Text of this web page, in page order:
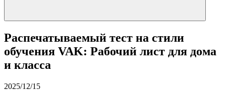
Распечатываемый тест на стили
обучения VAK: Рабочий лист для дома
и класса
2025/12/15